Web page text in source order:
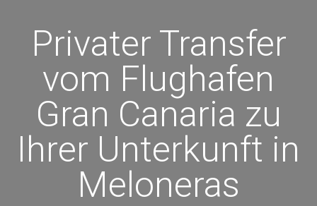
Privater Transfer
vom Flughafen
Gran Canaria zu
Ihrer Unterkunft in
Meloneras